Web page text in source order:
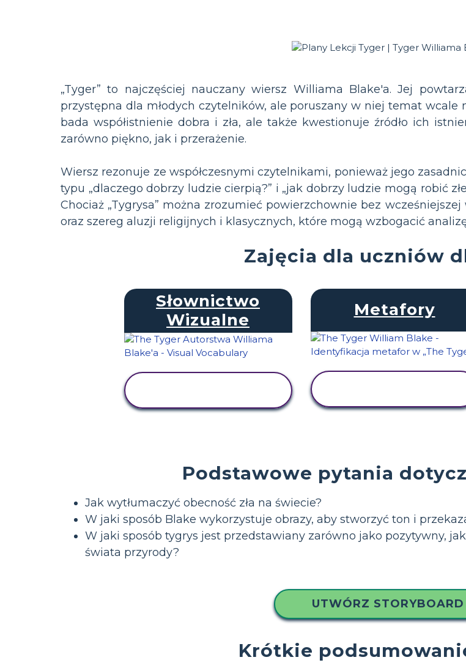
„Tyger” to najczęściej nauczany wiersz Williama Blake'a. Jej
przystępna dla młodych czytelników, ale poruszany w niej temat wcale
bada współistnienie dobra i zła, ale także kwestionuje źródło ich
zarówno piękno, jak i przerażenie.
Wiersz rezonuje ze współczesnymi czytelnikami, ponieważ jego
typu „dlaczego dobrzy ludzie cierpią?” i „jak dobrzy ludzie mogą robić
Chociaż „Tygrysa” można zrozumieć powierzchownie bez
oraz szereg aluzji religijnych i klasycznych, które mogą wzbogacić
Zajęcia dla uczniów
Słownictwo
Wizualne
Metafory
Podstawowe pytania
Jak wytłumaczyć obecność zła na świecie?
W jaki sposób Blake wykorzystuje obrazy, aby stworzyć ton i
W jaki sposób tygrys jest przedstawiany zarówno jako pozytywny,
świata przyrody?
UTWÓRZ
Krótkie